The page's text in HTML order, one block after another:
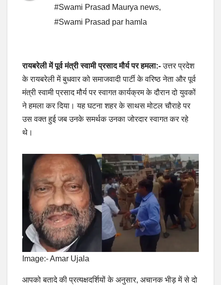
#Swami Prasad Maurya news,
#Swami Prasad par hamla
रायबरेली में पूर्व मंत्री स्वामी प्रसाद मौर्य पर हमला:-उत्तर प्रदेश
के रायबरेली में बुधवार को समाजवादी पार्टी के वरिष्ठ नेता और पूर्व
मंत्री स्वामी प्रसाद मौर्य पर स्वागत कार्यक्रम के दौरान दो युवकों
ने हमला कर दिया। यह घटना शहर के साथस मोटल चौराहे पर
उस वक्त हुई जब उनके समर्थक उनका जोरदार स्वागत कर रहे
थे।
Image:- Amar Ujala
आपको बतादे की प्रत्यक्षदर्शियों के अनुसार, अचानक भीड़ में से दो